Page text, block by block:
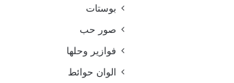
بوستات
صور حب
فوازير وحلها
الوان حوائط